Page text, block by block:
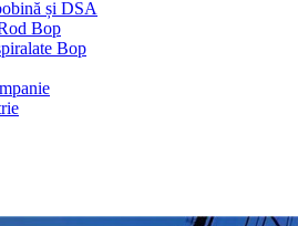
și DSA
Bop
Bop